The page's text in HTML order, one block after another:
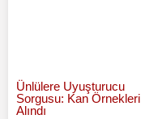
Ünlülere Uyuşturucu
Sorgusu: Kan Örnekleri
Alındı